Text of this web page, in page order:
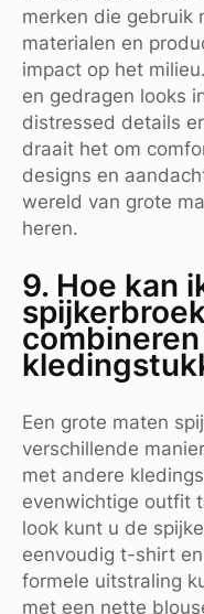
merken die gebruik
materialen en
impact op het
en gedragen looks
distressed details
draait het om
designs en
wereld van grote
heren.
9. Hoe kan
Een grote maten
verschillende
met andere
evenwichtige outfit
look kunt u de
eenvoudig t-shirt
formele uitstraling
met een nette